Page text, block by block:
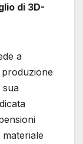
di 3D-
a
produzione
sua